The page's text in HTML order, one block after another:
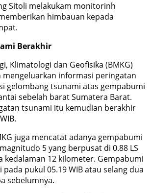
Sitoli melakukam monitorinh
himbauan kepada
Berakhir
Klimatologi dan Geofisika (BMKG)
mengeluarkan informasi peringatan
gelombang tsunami atas gempabumi
sebelah barat Sumatera Barat.
tsunami itu kemudian berakhir
juga mencatat adanya gempabumi
5 yang berpusat di 0.88 LS
kedalaman 12 kilometer. Gempabumi
pukul 05.19 WIB atau selang dua
sebelumnya.